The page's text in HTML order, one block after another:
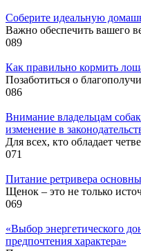
Соберите идеальную
Важно обеспечить вашего
089
Как правильно кормить
Позаботиться о
086
Внимание владельцам
изменение в
Для всех, кто обладает
071
Питание ретривера
Щенок – это не только
069
«Выбор энергетического
предпочтения характера»